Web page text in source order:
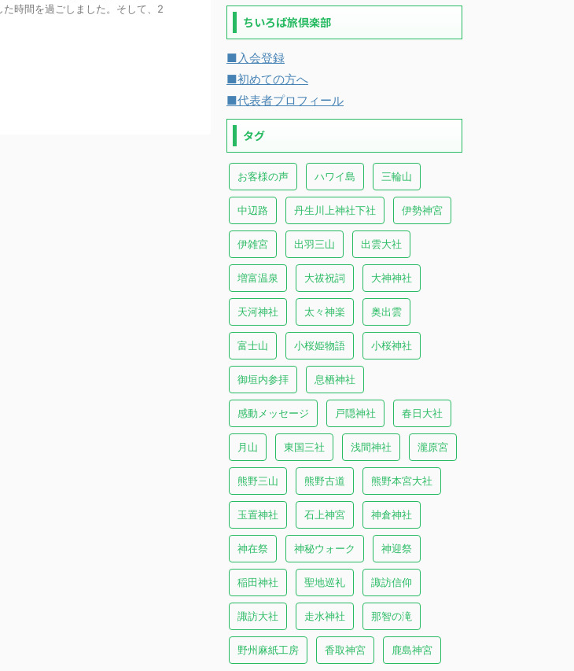
時間を過ごしました。そして、2
ちいろば旅倶楽部
■入会登録
■初めての方へ
■代表者プロフィール
タグ
お客様の声 ハワイ島 三輪山
中辺路 丹生川上神社下社 伊勢神宮
伊雑宮 出羽三山 出雲大社
増富温泉 大祓祝詞 大神神社
天河神社 太々神楽 奥出雲
富士山 小桜姫物語 小桜神社
御垣内参拝 息栖神社
感動メッセージ 戸隠神社 春日大社
月山 東国三社 浅間神社 瀧原宮
熊野三山 熊野古道 熊野本宮大社
玉置神社 石上神宮 神倉神社
神在祭 神秘ウォーク 神迎祭
稲田神社 聖地巡礼 諏訪信仰
諏訪大社 走水神社 那智の滝
野州麻紙工房 香取神宮 鹿島神宮